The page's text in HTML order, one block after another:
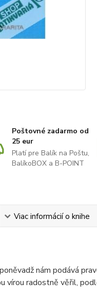
Poštovné zadarmo od
25 eur
Platí pre Balík na Poštu,
BalíkoBOX a B-POINT
Viac informácií o knihe
nám podává
vírou radostně věřil,